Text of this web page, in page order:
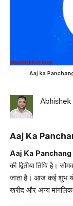
Aaj ka
Abhishek
Aaj Ka
Aaj Ka
की द्वितीया तिथि है।
जाता है। आज कई शुभ
खरीद और अन्य मांगलिक